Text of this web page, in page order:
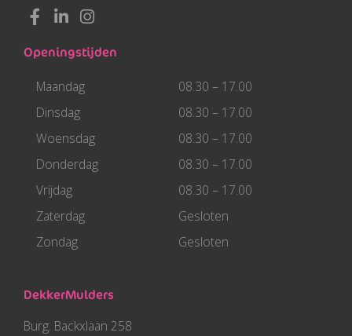
DekkerMulders
Burg. Backxlaan 258
Openingstijden
Maandag
08.30 – 17.00
Dinsdag
08.30 – 17.00
Woensdag
08.30 – 17.00
Donderdag
08.30 – 17.00
Vrijdag
08.30 – 17.00
Zaterdag
Gesloten
Zondag
Gesloten
F
a
c
e
b
o
o
k
-
f
L
i
n
k
e
d
i
-
i
I
n
s
t
m